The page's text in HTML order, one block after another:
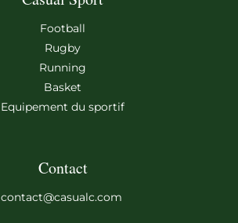
Football
Rugby
Running
Basket
Equipement du sportif
Contact
contact@casualc.com